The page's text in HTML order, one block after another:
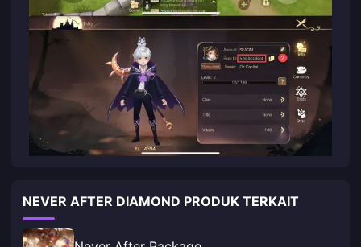
NEVER AFTER DIAMOND PRODUK TERKAIT